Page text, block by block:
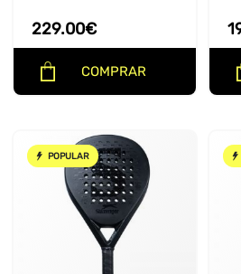
229.00€
COMPRAR
POPULAR